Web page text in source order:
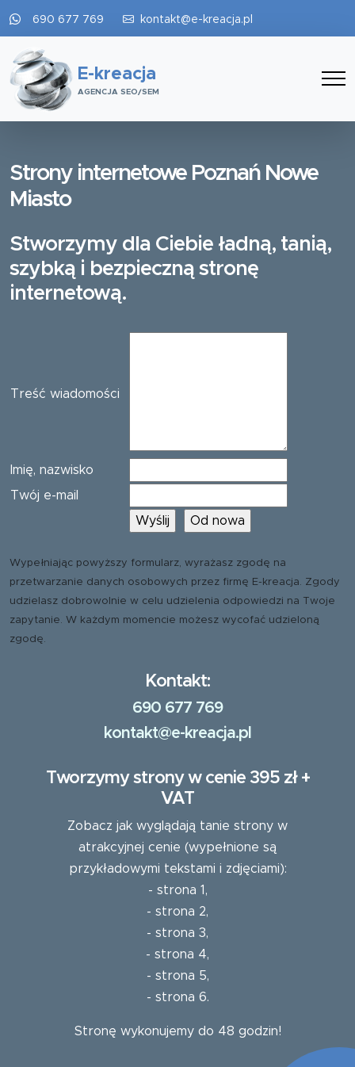
690 677 769 kontakt@e-kreacja.pl
E-kreacja
AGENCJA SEO/SEM
Strony internetowe Poznań Nowe
Miasto
Stworzymy dla Ciebie ładną, tanią,
szybką i bezpieczną stronę
internetową.
Treść wiadomości
Imię, nazwisko
Twój e-mail
Wypełniając powyższy formularz, wyrażasz zgodę na
przetwarzanie danych osobowych przez firmę E-kreacja. Zgody
udzielasz dobrowolnie w celu udzielenia odpowiedzi na Twoje
zapytanie. W każdym momencie możesz wycofać udzieloną
zgodę.
Kontakt:
690 677 769
kontakt@e-kreacja.pl
Tworzymy strony w cenie 395 zł +
VAT
Zobacz jak wyglądają tanie strony w
atrakcyjnej cenie (wypełnione są
przykładowymi tekstami i zdjęciami):
- strona 1 ,
- strona 2,
- strona 3,
- strona 4,
- strona 5,
- strona 6.
Stronę wykonujemy do 48 godzin!